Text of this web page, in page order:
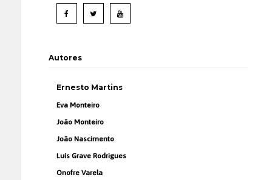
Autores
Ernesto Martins
Eva Monteiro
João Monteiro
João Nascimento
Luís Grave Rodrigues
Onofre Varela